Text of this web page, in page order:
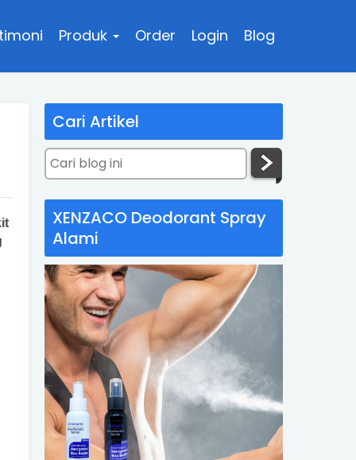
Produk Order Login Blog
Cari Artikel
XENZACO Deodorant Spray
Alami